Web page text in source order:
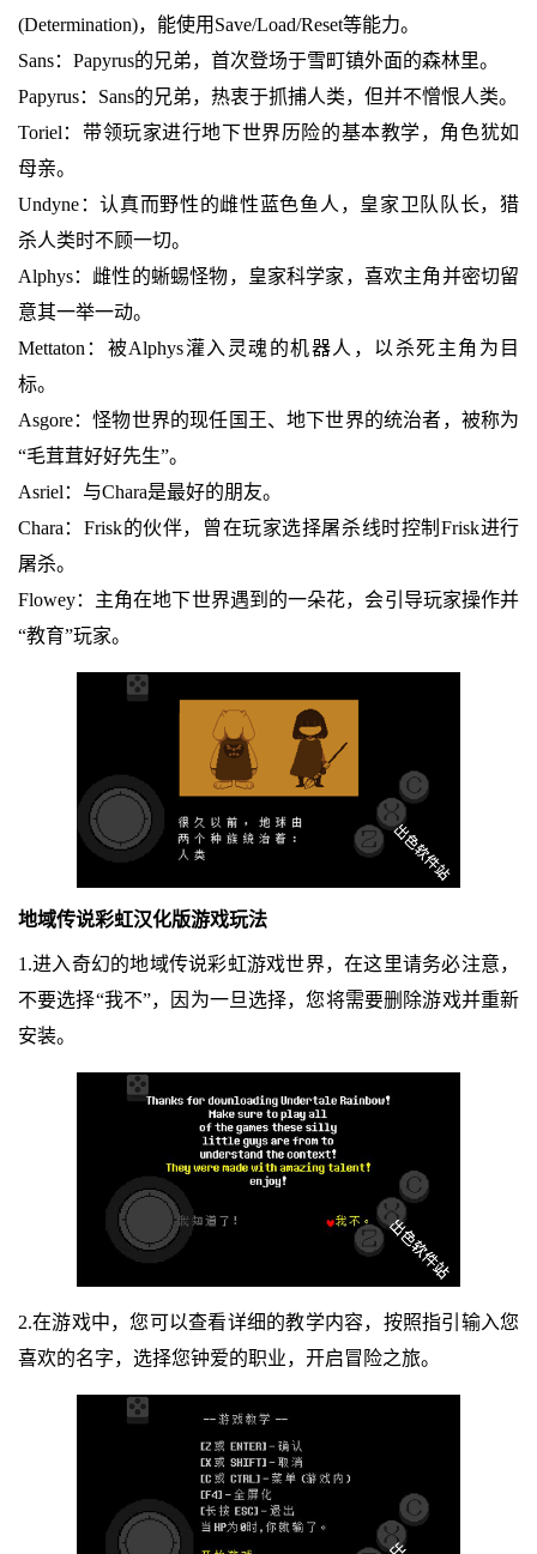
(Determination)，能使用Save/Load/Reset等能力。
Sans：Papyrus的兄弟，首次登场于雪町镇外面的森林里。
Papyrus：Sans的兄弟，热衷于抓捕人类，但并不憎恨人类。
Toriel：带领玩家进行地下世界历险的基本教学，角色犹如
母亲。
Undyne：认真而野性的雌性蓝色鱼人，皇家卫队队长，猎
杀人类时不顾一切。
Alphys：雌性的蜥蜴怪物，皇家科学家，喜欢主角并密切留
意其一举一动。
Mettaton：被Alphys灌入灵魂的机器人，以杀死主角为目
标。
Asgore：怪物世界的现任国王、地下世界的统治者，被称为
“毛茸茸好好先生”。
Asriel：与Chara是最好的朋友。
Chara：Frisk的伙伴，曾在玩家选择屠杀线时控制Frisk进行
屠杀。
Flowey：主角在地下世界遇到的一朵花，会引导玩家操作并
“教育”玩家。
地域传说彩虹汉化版游戏玩法
1.进入奇幻的地域传说彩虹游戏世界，在这里请务必注意，
不要选择“我不”，因为一旦选择，您将需要删除游戏并重新
安装。
2.在游戏中，您可以查看详细的教学内容，按照指引输入您
喜欢的名字，选择您钟爱的职业，开启冒险之旅。